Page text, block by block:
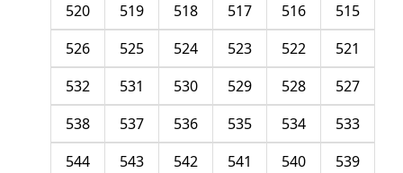
515
516
517
518
519
520
521
522
523
524
525
526
527
528
529
530
531
532
533
534
535
536
537
538
539
540
541
542
543
544